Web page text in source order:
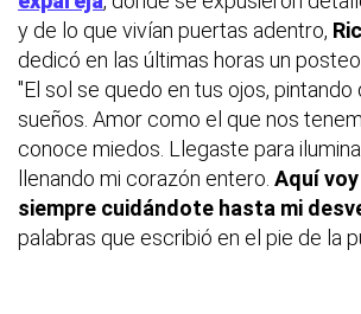
y de lo que vivían puertas adentro,
dedicó en las últimas horas un posteo
"El sol se quedo en tus ojos,
sueños. Amor como el que nos
conoce miedos. Llegaste para
llenando mi corazón entero. Aquí
siempre cuidándote hasta mi
palabras que escribió en el pie de la